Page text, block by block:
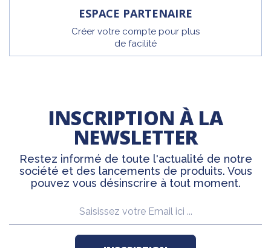
ESPACE PARTENAIRE
Créer votre compte pour plus
de facilité
INSCRIPTION À LA
NEWSLETTER
Restez informé de toute l'actualité de notre
société et des lancements de produits. Vous
pouvez vous désinscrire à tout moment.